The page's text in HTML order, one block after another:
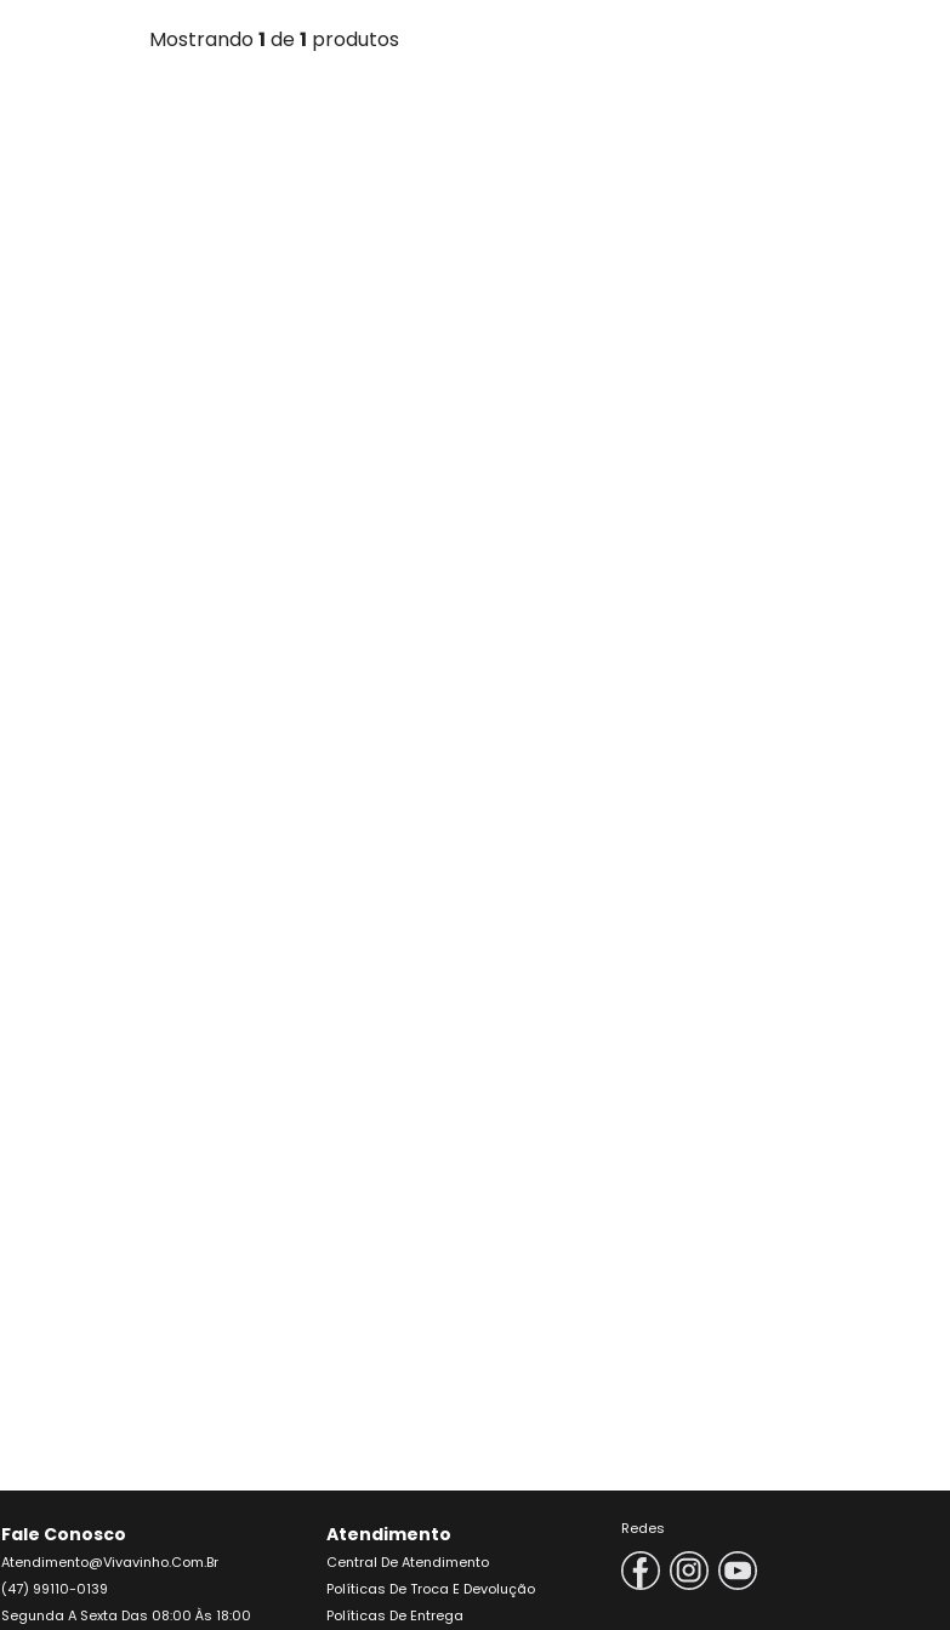
Mostrando1 de1 produtos
Fale Conosco
Atendimento@vivavinho.com.br
(47) 99110-0139
Segunda A Sexta Das 08:00 Às 18:00
Atendimento
Central De Atendimento
Políticas De Troca E Devolução
Políticas De Entrega
Redes